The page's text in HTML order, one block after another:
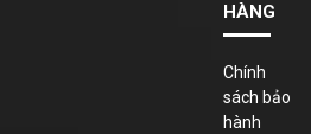
HÀNG
Chính
sách bảo
hành